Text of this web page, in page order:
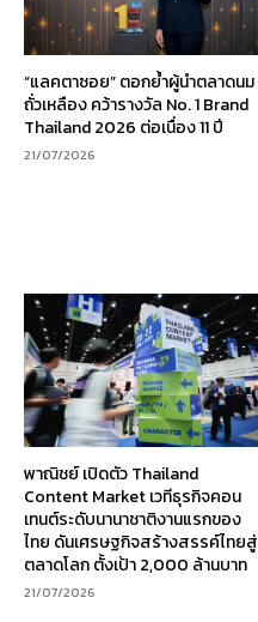
“แลคตาซอย” ตอกย้ำผู้นำตลาดนม
ถั่วเหลือง คว้ารางวัล No. 1 Brand
Thailand 2026 ต่อเนื่อง 11 ปี
21/07/2026
พาณิชย์ เปิดตัว Thailand
Content Market เวทีธุรกิจคอน
เทนต์ระดับนานาชาติงานแรกของ
ไทย ดันเศรษฐกิจสร้างสรรค์ไทยสู่
ตลาดโลก ตั้งเป้า 2,000 ล้านบาท
21/07/2026